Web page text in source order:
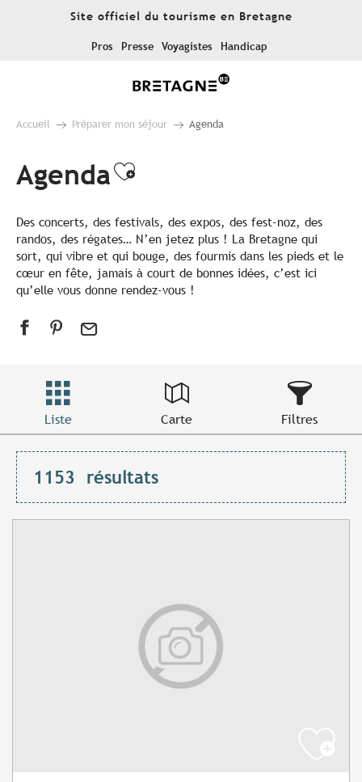
Site officiel du tourisme en Bretagne
Pros Presse Voyagistes Handicap
Accueil Préparer mon séjour Agenda
AgendaAjouter aux favoris
Des concerts, des festivals, des expos, des fest-noz, des
randos, des régates… N’en jetez plus ! La Bretagne qui
sort, qui vibre et qui bouge, des fourmis dans les pieds et le
cœur en fête, jamais à court de bonnes idées, c’est ici
qu’elle vous donne rendez-vous !
Liste Carte Filtres
1153 résultats